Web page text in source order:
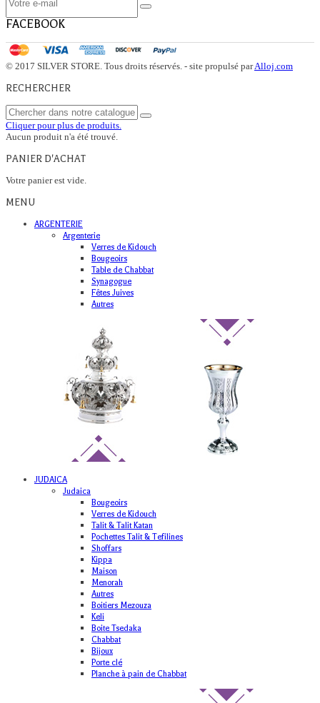
FACEBOOK
© 2017 SILVER STORE. Tous droits réservés. - site propulsé parAlloj.com
RECHERCHER
Cliquer pour plus de produits.
Aucun produit n'a été trouvé.
PANIER D'ACHAT
Votre panier est vide.
MENU
ARGENTERIE
Argenterie
Verres de Kidouch
Bougeoirs
Table de Chabbat
Synagogue
Fêtes Juives
Autres
JUDAICA
Judaica
Bougeoirs
Verres de Kidouch
Talit & Talit Katan
Pochettes Talit & Tefilines
Shoffars
Kippa
Maison
Menorah
Autres
Boitiers Mezouza
Keli
Boite Tsedaka
Chabbat
Bijoux
Porte clé
Planche à pain de Chabbat